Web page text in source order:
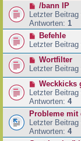
/bann IP
Letzter
Antworten: 1
Befehle
Letzter
Wortfilter
Letzter
Weckkicks
Letzter
Antworten: 4
Probleme mit
Letzter
Antworten: 4